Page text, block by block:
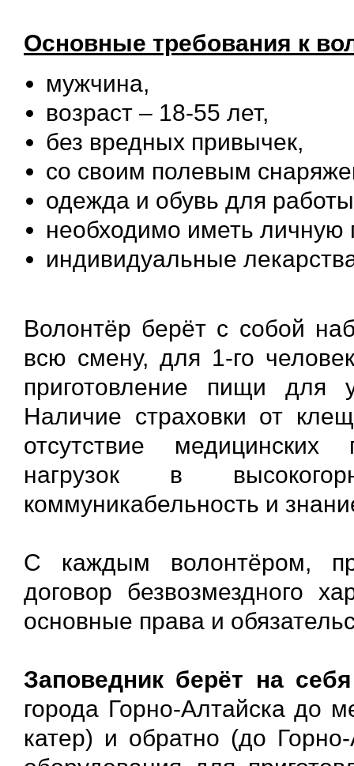
Основные требования к
мужчина,
возраст – 18-55 лет,
без вредных привычек,
со своим полевым
одежда и обувь для
необходимо иметь личную
индивидуальные
Волонтёр берёт с собой
всю смену, для 1-го
приготовление пищи для
Наличие страховки от
отсутствие медицинских
нагрузок в
коммуникабельность и
С каждым волонтёром,
договор безвозмездного
основные права и
Заповедник берёт на себя
города Горно-Алтайска до
катер) и обратно (до